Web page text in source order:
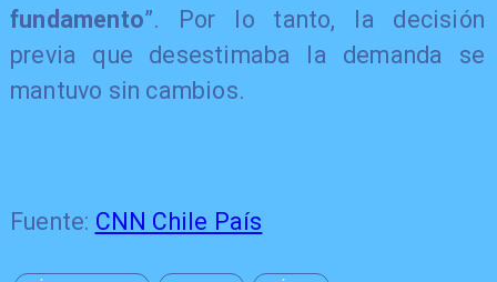
fundamento”. Por lo tanto, la decisión
previa que desestimaba la demanda se
mantuvo sin cambios.
Fuente: CNN Chile País